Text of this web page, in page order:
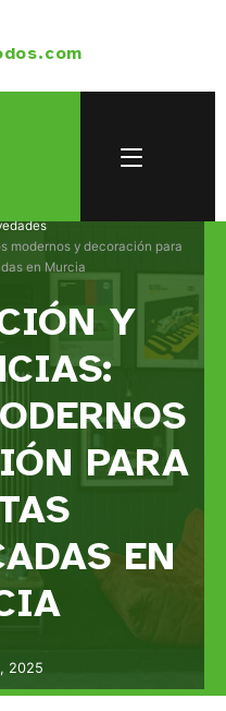
modernos y decoración para
en Murcia
Y
PARA
EN
2025